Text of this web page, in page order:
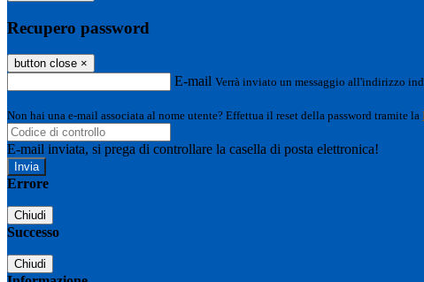
Recupero password
button close ×
E-mail Verrà inviato un messaggio all'indirizzo
Non hai una e-mail associata al nome utente? Effettua il reset della password tramite la
E-mail inviata, si prega di controllare la casella di posta elettronica!
Errore
Chiudi
Successo
Chiudi